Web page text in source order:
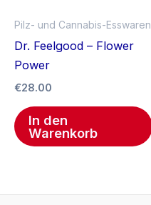
Pilz- und Cannabis-Esswaren
Dr. Feelgood – Flower
Power
€28.00
In den
Warenkorb